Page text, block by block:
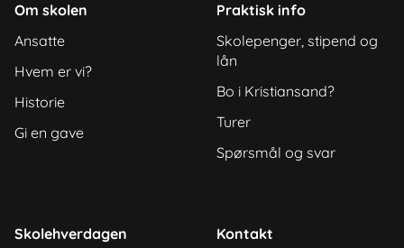
Om skolen
Ansatte
Hvem er vi?
Historie
Gi en gave
Praktisk info
Skolepenger, stipend og
lån
Bo i Kristiansand?
Turer
Spørsmål og svar
Skolehverdagen
Kontakt